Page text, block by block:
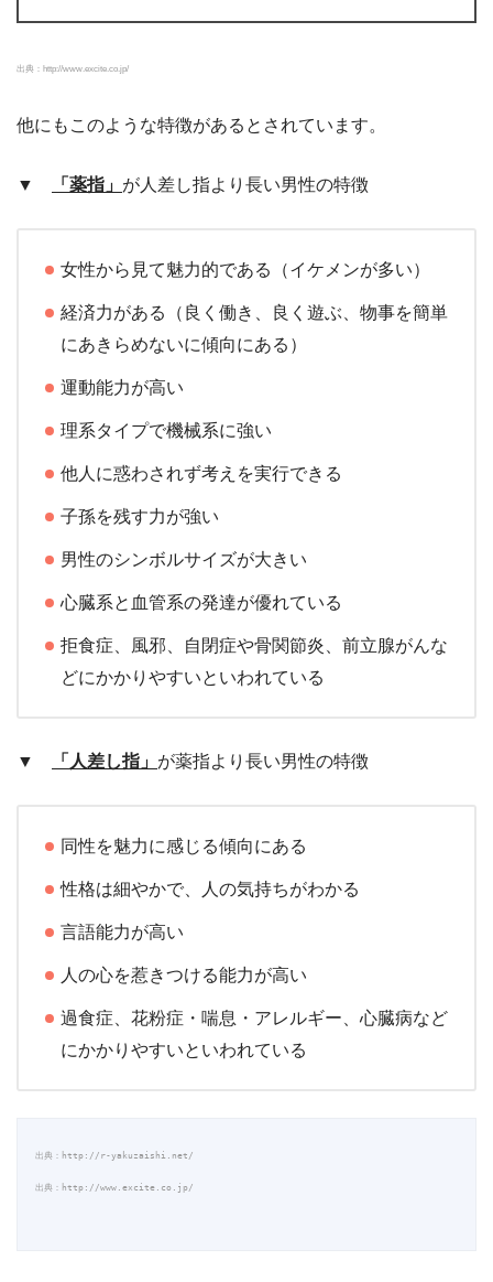
出典：http://www.excite.co.jp/
他にもこのような特徴があるとされています。
▼ 「薬指」 が人差し指より長い男性の特徴
女性から見て魅力的である（イケメンが多い）
経済力がある（良く働き、良く遊ぶ、物事を簡単
にあきらめないに傾向にある）
運動能力が高い
理系タイプで機械系に強い
他人に惑わされず考えを実行できる
子孫を残す力が強い
男性のシンボルサイズが大きい
心臓系と血管系の発達が優れている
拒食症、風邪、自閉症や骨関節炎、前立腺がんな
どにかかりやすいといわれている
▼ 「人差し指」 が薬指より長い男性の特徴
同性を魅力に感じる傾向にある
性格は細やかで、人の気持ちがわかる
言語能力が高い
人の心を惹きつける能力が高い
過食症、花粉症・喘息・アレルギー、心臓病など
にかかりやすいといわれている
出典：http://www.excite.co.jp/